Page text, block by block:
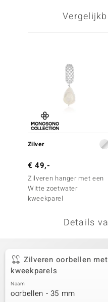
Collection
Zilver
€ 49,-
Zilveren hanger met een
Witte zoetwater
kweekparel
Details
Zilveren oorbellen
kweekparels
Naam
oorbellen - 35 mm